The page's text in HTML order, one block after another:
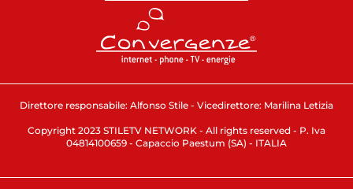
Direttore responsabile: Alfonso Stile - Vicedirettore: Marilina Letizia
Copyright 2023 STILETV NETWORK - All rights reserved - P. Iva
04814100659 - Capaccio Paestum (SA) - ITALIA